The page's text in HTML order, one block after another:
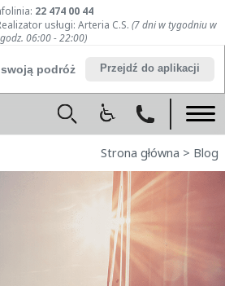
22 474 00 44
usługi: Arteria C.S. (7 dni w tygodniu w
godz. 06:00 - 22:00)
podróż Przejdź do aplikacji
Strona główna > Blog